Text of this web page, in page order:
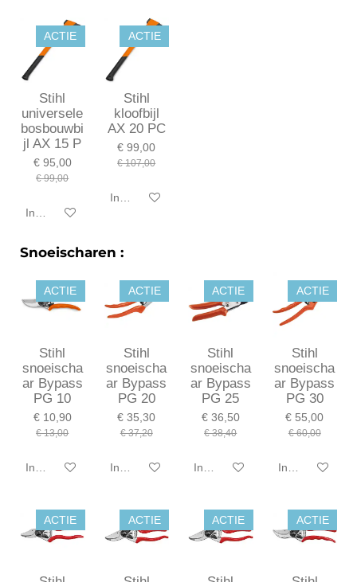
ACTIE
Stihl
universele
bosbouwbi
jl AX 15 P
€ 95,00
€ 99,00
In winkelwagen
ACTIE
Stihl
kloofbijl
AX 20 PC
€ 99,00
€ 107,00
In winkelwagen
Snoeischaren :
ACTIE
Stihl
snoeischa
ar Bypass
PG 10
€ 10,90
€ 13,00
In winkelwagen
ACTIE
Stihl
snoeischa
ar Bypass
PG 20
€ 35,30
€ 37,20
In winkelwagen
ACTIE
Stihl
snoeischa
ar Bypass
PG 25
€ 36,50
€ 38,40
In winkelwagen
ACTIE
Stihl
snoeischa
ar Bypass
PG 30
€ 55,00
€ 60,00
In winkelwagen
ACTIE ACTIE ACTIE ACTIE